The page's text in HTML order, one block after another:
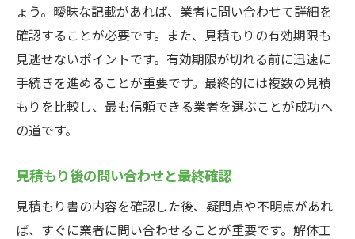
ょう。曖昧な記載があれば、業者に問い合わせて詳細を
確認することが必要です。また、見積もりの有効期限も
見逃せないポイントです。有効期限が切れる前に迅速に
手続きを進めることが重要です。最終的には複数の見積
もりを比較し、最も信頼できる業者を選ぶことが成功へ
の道です。
見積もり後の問い合わせと最終確認
見積もり書の内容を確認した後、疑問点や不明点があれ
ば、すぐに業者に問い合わせることが重要です。解体工